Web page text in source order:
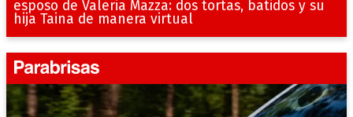
esposo de Valeria Mazza: dos tortas, batidos y su
hija Taina de manera virtual